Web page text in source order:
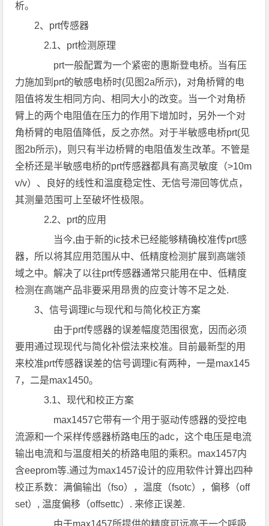
析。
2、prt传感器
2.1、prt检测原理
prt一般配置为一个紧密的惠斯登电桥。当有压
力施加到prt的敏感电桥时(见图2a所示)，对角桥臂的电
阻值将发生相同方向、相同大小的改变。当一个对角桥
臂上的两个电阻值在压力的作用下增加时，另外一个对
角桥臂的电阻值降低，反之亦然。对于半敏感电桥prt(见
图2b所示)，则只有半边桥臂的电阻值发生改革。不管是
全桥还是半敏感电桥的prt传感器都具有高灵敏度（>10m
v/v）、良好的线性和温度稳定性、无信号滞回等优点，
其测量范围可上至破坏性极限。
2.2、prt的应用
当今,由于新的ic技术已经能够精确校准传prt感
器，所以将其应用范围从中、低精度检测扩展到高端领
域之中。解决了以往prt传感器通常只能用在中、低精度
检测在高端产品非要采用昂贵的应变计等不足之处.
3、信号调理ic与现代和与简化校正方案
由于prt传感器的误差幅度范围很宽，因而必须
要用通过现现代与简化补偿法来校准。目前最新型的用
来校准prt传感器误差的信号调理ic有两种，一是max145
7，二是max1450。
3.1、现代和校正方案
max1457它带有一个用于驱动传感器的受控电
流源和一个采样传感器桥路电压的adc，这个电压是电流
输出电流和与温度相关的桥路电阻的乘积。max1457内
含eeprom等.通过为max1457设计的应用软件计算出四种
校正系数：满偏输出（fso），温度（fsotc），偏移（off
set）, 温度偏移（offsettc）. 来修正误差.
由于max1457所提供的精度可远高于一个呼吸